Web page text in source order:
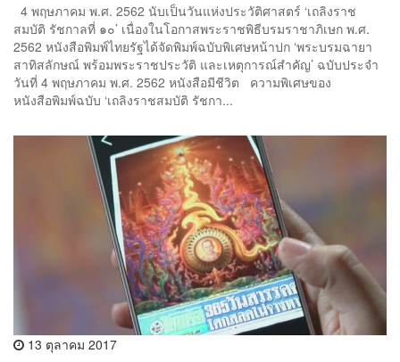
4 พฤษภาคม พ.ศ. 2562 นับเป็นวันแห่งประวัติศาสตร์ ‘เถลิงราช
สมบัติ รัชกาลที่ ๑๐’ เนื่องในโอกาสพระราชพิธีบรมราชาภิเษก พ.ศ.
2562 หนังสือพิมพ์ไทยรัฐได้จัดพิมพ์ฉบับพิเศษหน้าปก ‘พระบรมฉายา
สาทิสลักษณ์ พร้อมพระราชประวัติ และเหตุการณ์สำคัญ’ ฉบับประจำ
วันที่ 4 พฤษภาคม พ.ศ. 2562 หนังสือมีชีวิต ความพิเศษของ
หนังสือพิมพ์ฉบับ ‘เถลิงราชสมบัติ รัชกา...
13 ตุลาคม 2017